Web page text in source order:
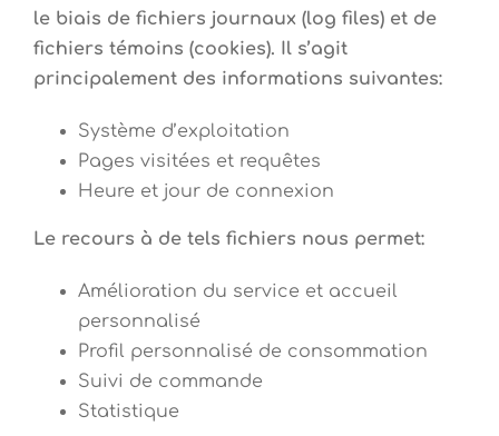
le biais de fichiers journaux (log files) et de
fichiers témoins (cookies). Il s’agit
principalement des informations suivantes:
Système d’exploitation
Pages visitées et requêtes
Heure et jour de connexion
Le recours à de tels fichiers nous permet:
Amélioration du service et accueil
personnalisé
Profil personnalisé de consommation
Suivi de commande
Statistique